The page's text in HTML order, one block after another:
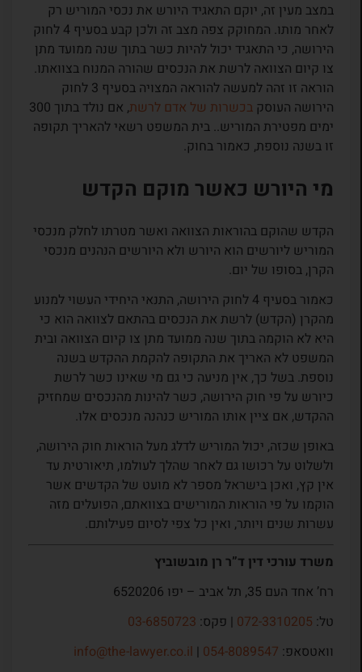
במצב מעין זה, יוקם התאגיד היורש את נכסי המוריש רק
לאחר מותו. המחוקק צפה מצב זה ולכן קבע בסעיף 4 לחוק
הירושה, כי התאגיד יכול להיות כשר בתוך שנה ממועד מתן
צו קיום הצוואה לרשת את הנכסים שהורה המנוח בצוואתו.
הוראה זו זהה למעשה להוראה המצויה בסעיף 3 לחוק
הירושה העוסק בכשרות של אדם לרשת
, אם נולד בתוך 300
ימים מפטירת המוריש.. בית המשפט רשאי להאריך תקופה
זו בשנה נוספת, כאמור בחוק.
מי היורש כאשר מוקם הקדש
הקדש שהוקם בהוראות הצוואה ואשר מטרתו לחלק מנכסי
המוריש ליורשים הוא היורש ולא היורשים הנהנים מנכסי
הקרן, בסופו של יום.
כאמור בסעיף 4 לחוק הירושה, התנאי היחידי העשוי למנוע
מהקרן (הקדש) לרשת את הנכסים בהתאם לצוואה הוא כי
היא לא הוקמה בתוך שנה ממועד מתן צו קיום הצוואה ובית
המשפט לא האריך את התקופה להקמת ההקדש בשנה
נוספת. בשל כך, אין מניעה כי גם מי שאינו כשר לרשת
כיורש על פי חוק הירושה, כשר להינות מהנכסים שמחזיק
ההקדש, אם ציין אותו המוריש כנהנה מנכסים אלו.
באופן שכזה, יכול המוריש לדלג מעל הוראות חוק הירושה,
ולשלוט על רכושו גם לאחר שהלך לעולמו, תיאורטית עד
אין קץ, ואכן בישראל מספר לא מועט של הקדשים אשר
הוקמו על פי הוראות המורישים בצוואתם, הפועלים מזה
עשרות שנים ויותר, ואין כל צפי לסיום פעילותם.
משרד עורכי דין ד”ר רן מובשוביץ
רח’ אחד העם 35, תל אביב – יפו 6520206
טל: 072-3310205| פקס: 03-6850723
וואטסאפ: 054-8089547
|
info@the-lawyer.co.il